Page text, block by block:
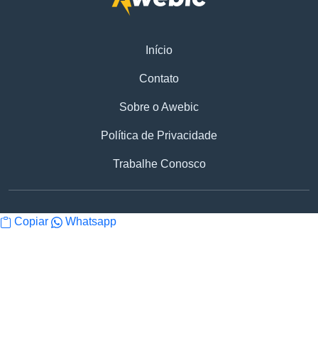
Início
Contato
Sobre o Awebic
Política de Privacidade
Trabalhe Conosco
Copiar Whatsapp